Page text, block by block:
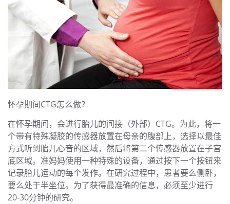
怀孕期间CTG怎么做？
在怀孕期间，会进行胎儿的间接（外部）CTG。为此，将一
个带有特殊凝胶的传感器放置在母亲的腹部上，选择以最佳
方式听到胎儿心音的区域，然后将第二个传感器放置在子宫
底区域。准妈妈使用一种特殊的设备，通过按下一个按钮来
记录胎儿运动的每个发作。在研究过程中，患者要么侧卧，
要么处于半坐位。为了获得最准确的信息，必须至少进行
20-30分钟的研究。